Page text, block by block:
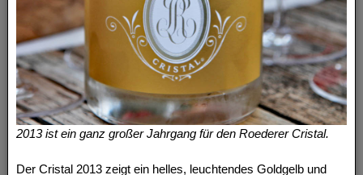
2013 ist ein ganz großer Jahrgang für den Roederer Cristal.
Der Cristal 2013 zeigt ein helles, leuchtendes Goldgelb und